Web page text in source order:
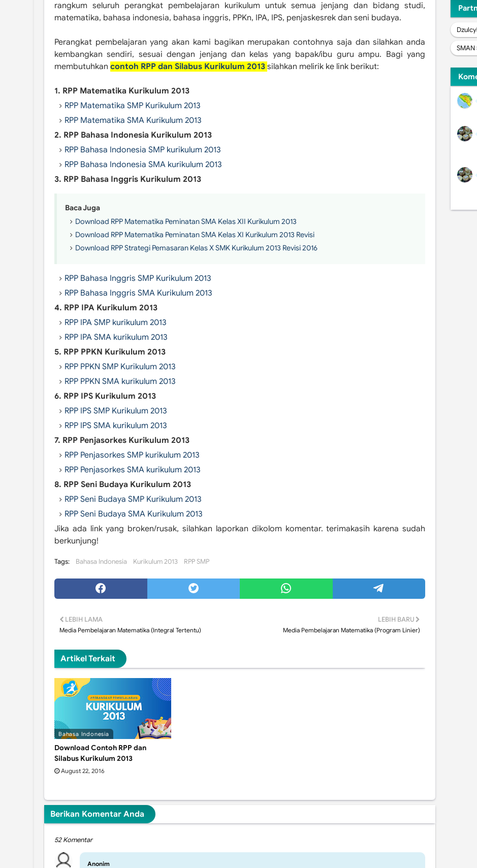
rangkum seluruh perangkat pembelajaran kurikulum untuk semua jenjang dan bidang studi,
matematika, bahasa indonesia, bahasa inggris, PPKn, IPA, IPS, penjaskesrek dan seni budaya.
Perangkat pembelajaran yang akan kami bagikan merupakan contohnya saja dan silahkan anda
kembangkan sendiri, sesuai dengan jenjang dan kelas yang bapak/ibu guru ampu. Bagi yang
membutuhkan contoh RPP dan Silabus Kurikulum 2013 silahkan melirik ke link berikut:
1. RPP Matematika Kurikulum 2013
RPP Matematika SMP Kurikulum 2013
RPP Matematika SMA Kurikulum 2013
2. RPP Bahasa Indonesia Kurikulum 2013
RPP Bahasa Indonesia SMP kurikulum 2013
RPP Bahasa Indonesia SMA kurikulum 2013
3. RPP Bahasa Inggris Kurikulum 2013
Baca Juga
Download RPP Matematika Peminatan SMA Kelas XII Kurikulum 2013
Download RPP Matematika Peminatan SMA Kelas XI Kurikulum 2013 Revisi
Download RPP Strategi Pemasaran Kelas X SMK Kurikulum 2013 Revisi 2016
RPP Bahasa Inggris SMP Kurikulum 2013
RPP Bahasa Inggris SMA Kurikulum 2013
4. RPP IPA Kurikulum 2013
RPP IPA SMP kurikulum 2013
RPP IPA SMA kurikulum 2013
5. RPP PPKN Kurikulum 2013
RPP PPKN SMP Kurikulum 2013
RPP PPKN SMA kurikulum 2013
6. RPP IPS Kurikulum 2013
RPP IPS SMP Kurikulum 2013
RPP IPS SMA kurikulum 2013
7. RPP Penjasorkes Kurikulum 2013
RPP Penjasorkes SMP kurikulum 2013
RPP Penjasorkes SMA kurikulum 2013
8. RPP Seni Budaya Kurikulum 2013
RPP Seni Budaya SMP Kurikulum 2013
RPP Seni Budaya SMA Kurikulum 2013
Jika ada link yang broken/rusak, silahkan laporkan dikolom komentar. terimakasih karena sudah
berkunjung!
Tags: Bahasa Indonesia Kurikulum 2013 RPP SMP
LEBIH BARU
Media Pembelajaran Matematika (Program Linier)
LEBIH LAMA
Media Pembelajaran Matematika (Integral Tertentu)
Artikel Terkait
Bahasa Indonesia
Download Contoh RPP dan
Silabus Kurikulum 2013
August 22, 2016
Berikan Komentar Anda
52 Komentar
Anonim
SMAN